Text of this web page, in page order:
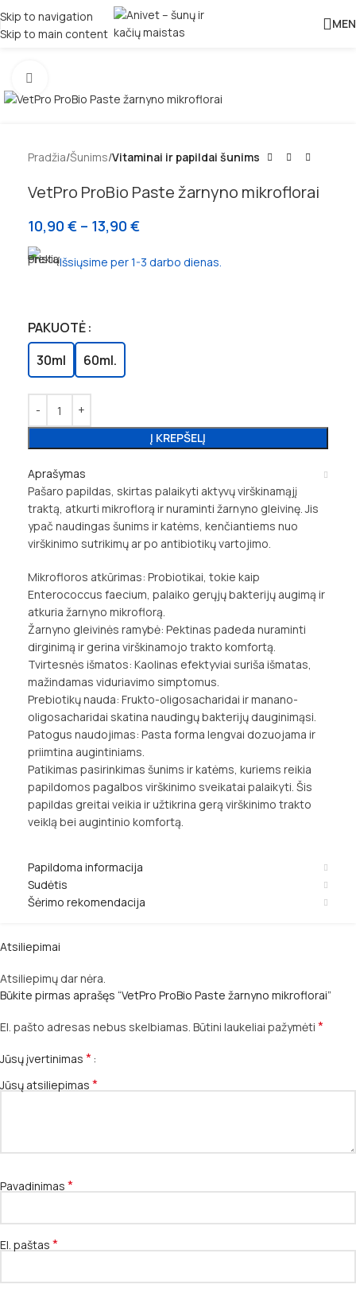
Skip to navigation
Skip to main content
Pradžia Šunims Vitaminai ir papildai šunims
VetPro ProBio Paste žarnyno mikroflorai
10,90 € – 13,90 €
Išsiųsime per 1-3 darbo dienas.
PAKUOTĖ
30ml
60ml.
Į KREPŠELĮ
Aprašymas
Pašaro papildas, skirtas palaikyti aktyvų virškinamąjį
traktą, atkurti mikroflorą ir nuraminti žarnyno gleivinę. Jis
ypač naudingas šunims ir katėms, kenčiantiems nuo
virškinimo sutrikimų ar po antibiotikų vartojimo.
Mikrofloros atkūrimas: Probiotikai, tokie kaip
Enterococcus faecium, palaiko gerųjų bakterijų augimą ir
atkuria žarnyno mikroflorą.
Žarnyno gleivinės ramybė: Pektinas padeda nuraminti
dirginimą ir gerina virškinamojo trakto komfortą.
Tvirtesnės išmatos: Kaolinas efektyviai suriša išmatas,
mažindamas viduriavimo simptomus.
Prebiotikų nauda: Frukto-oligosacharidai ir manano-
oligosacharidai skatina naudingų bakterijų dauginimąsi.
Patogus naudojimas: Pasta forma lengvai dozuojama ir
priimtina augintiniams.
Patikimas pasirinkimas šunims ir katėms, kuriems reikia
papildomos pagalbos virškinimo sveikatai palaikyti. Šis
papildas greitai veikia ir užtikrina gerą virškinimo trakto
veiklą bei augintinio komfortą.
Papildoma informacija
Sudėtis
Šėrimo rekomendacija
Atsiliepimai
Atsiliepimų dar nėra.
Būkite pirmas aprašęs “VetPro ProBio Paste žarnyno mikroflorai”
El. pašto adresas nebus skelbiamas. Būtini laukeliai pažymėti *
Jūsų įvertinimas *
Jūsų atsiliepimas *
Pavadinimas *
El. paštas *